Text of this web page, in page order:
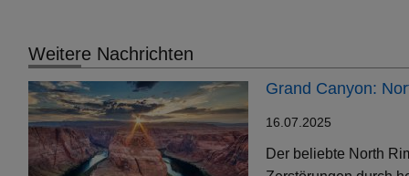
Weitere Nachrichten
Grand Canyon:
16.07.2025
Der beliebte North